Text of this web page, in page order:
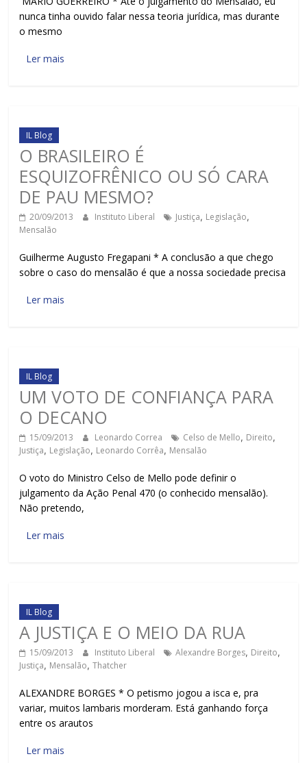
nunca tinha ouvido falar nessa teoria jurídica, mas durante
o mesmo
Ler mais
IL Blog
O BRASILEIRO É
ESQUIZOFRÊNICO OU SÓ CARA
DE PAU MESMO?
20/09/2013 Instituto Liberal Justiça, Legislação,
Mensalão
Guilherme Augusto Fregapani * A conclusão a que chego
sobre o caso do mensalão é que a nossa sociedade precisa
Ler mais
IL Blog
UM VOTO DE CONFIANÇA PARA
O DECANO
15/09/2013 Leonardo Correa Celso de Mello, Direito,
Justiça, Legislação, Leonardo Corrêa, Mensalão
O voto do Ministro Celso de Mello pode definir o
julgamento da Ação Penal 470 (o conhecido mensalão).
Não pretendo,
Ler mais
IL Blog
A JUSTIÇA E O MEIO DA RUA
15/09/2013 Instituto Liberal Alexandre Borges, Direito,
Justiça, Mensalão,Thatcher
ALEXANDRE BORGES * O petismo jogou a isca e, pra
variar, muitos lambaris morderam. Está ganhando força
entre os arautos
Ler mais